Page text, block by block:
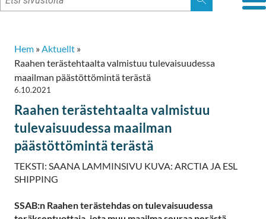
Hem »Aktuellt »
Raahen terästehtaalta valmistuu tulevaisuudessa
maailman päästöttömintä terästä
6.10.2021
Raahen terästehtaalta valmistuu
tulevaisuudessa maailman
päästöttömintä terästä
TEKSTI: SAANA LAMMINSIVU KUVA: ARCTIA JA ESL
SHIPPING
SSAB:n Raahen terästehdas on tulevaisuudessa